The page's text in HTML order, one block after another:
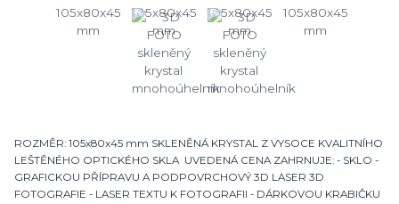
ROZMĚR: 105x80x45 mm SKLENĚNÁ KRYSTAL Z VYSOCE KVALITNÍHO
LEŠTĚNÉHO OPTICKÉHO SKLA UVEDENÁ CENA ZAHRNUJE: - SKLO -
GRAFICKOU PŘÍPRAVU A PODPOVRCHOVÝ 3D LASER 3D
FOTOGRAFIE - LASER TEXTU K FOTOGRAFII - DÁRKOVOU KRABIČKU